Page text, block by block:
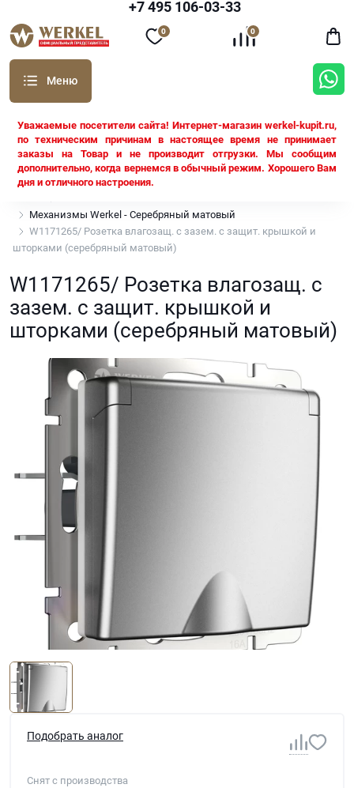
+7 495 106-03-33
Уважаемые посетители сайта! Интернет-магазин werkel-kupit.ru,
по техническим причинам в настоящее время не принимает
заказы на Товар и не производит отгрузки. Мы сообщим
дополнительно, когда вернемся в обычный режим. Хорошего Вам
дня и отличного настроения.
0 0
Механизмы Werkel - Серебряный матовый
W1171265/ Розетка влагозащ. с зазем. с защит. крышкой и
шторками (серебряный матовый)
W1171265/ Розетка влагозащ. с
зазем. с защит. крышкой и
шторками (серебряный матовый)
Подобрать аналог
Снят с производства